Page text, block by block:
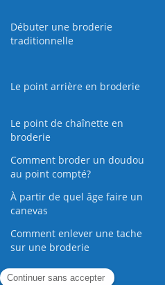
Débuter une broderie
traditionnelle
Le point arrière en broderie
Le point de chaînette en
broderie
Comment broder un doudou
au point compté?
À partir de quel âge faire un
canevas
Comment enlever une tache
sur une broderie
Guide de la Broderie